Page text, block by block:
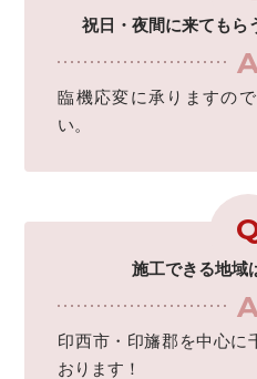
祝日・夜間に来てもら
臨機応変に承りますの
い。
施工できる地域
印西市・印旛郡を中心に
おります！